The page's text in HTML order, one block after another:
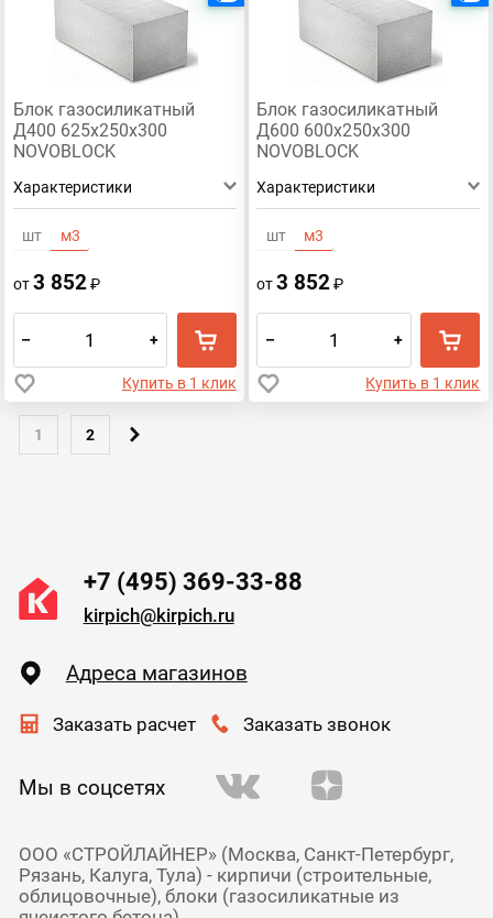
Блок газосиликатный
Д400 625х250х300
NOVOBLOCK
Характеристики
шт м3
от3 852₽
– +
Купить в 1 клик
Блок газосиликатный
Д600 600х250х300
NOVOBLOCK
Характеристики
шт м3
от3 852₽
– +
Купить в 1 клик
1 2
+7 (495) 369-33-88
kirpich@kirpich.ru
Адреса магазинов
Заказать расчет Заказать звонок
Мы в соцсетях
ООО «СТРОЙЛАЙНЕР» (Москва, Санкт-Петербург,
Рязань, Калуга, Тула) - кирпичи (строительные,
облицовочные), блоки (газосиликатные из